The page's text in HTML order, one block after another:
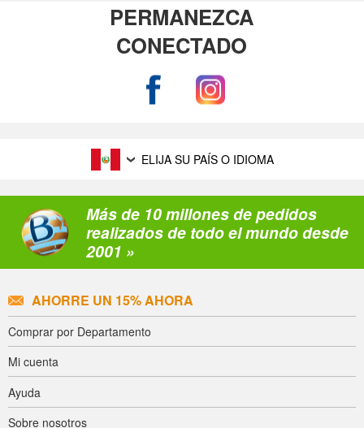
PERMANEZCA
CONECTADO
ELIJA SU PAÍS O IDIOMA
Más de 10 millones de pedidos
realizados de todo el mundo desde
2001 »
AHORRE UN 15% AHORA
Comprar por Departamento
Mi cuenta
Ayuda
Sobre nosotros